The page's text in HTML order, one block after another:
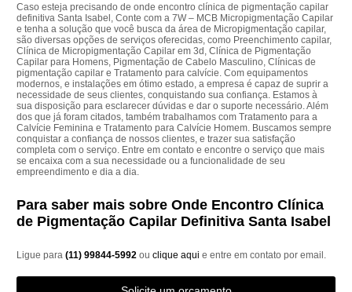
Caso esteja precisando de onde encontro clínica de pigmentação capilar
definitiva Santa Isabel, Conte com a 7W – MCB Micropigmentação Capilar
e tenha a solução que você busca da área de Micropigmentação capilar,
são diversas opções de serviços oferecidas, como Preenchimento capilar,
Clínica de Micropigmentação Capilar em 3d, Clínica de Pigmentação
Capilar para Homens, Pigmentação de Cabelo Masculino, Clínicas de
pigmentação capilar e Tratamento para calvície. Com equipamentos
modernos, e instalações em ótimo estado, a empresa é capaz de suprir a
necessidade de seus clientes, conquistando sua confiança. Estamos à
sua disposição para esclarecer dúvidas e dar o suporte necessário. Além
dos que já foram citados, também trabalhamos com Tratamento para a
Calvície Feminina e Tratamento para Calvície Homem. Buscamos sempre
conquistar a confiança de nossos clientes, e trazer sua satisfação
completa com o serviço. Entre em contato e encontre o serviço que mais
se encaixa com a sua necessidade ou a funcionalidade de seu
empreendimento e dia a dia.
Para saber mais sobre Onde Encontro Clínica
de Pigmentação Capilar Definitiva Santa Isabel
Ligue para(11) 99844-5992ouclique aqui e entre em contato por email.